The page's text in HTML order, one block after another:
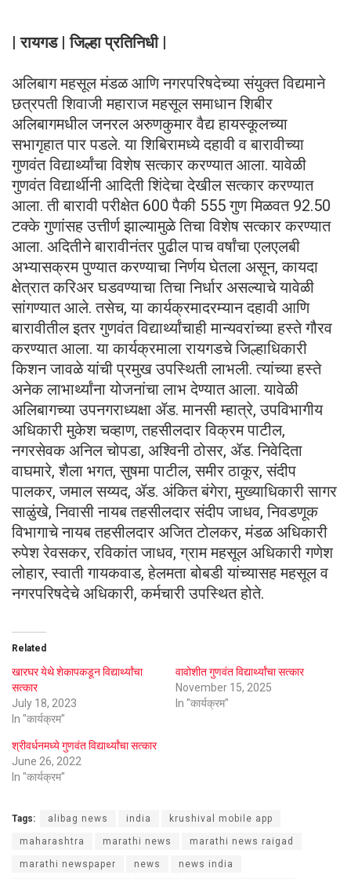
| रायगड | जिल्हा प्रतिनिधी |
अलिबाग महसूल मंडळ आणि नगरपरिषदेच्या संयुक्त विद्यमाने
छत्रपती शिवाजी महाराज महसूल समाधान शिबीर
अलिबागमधील जनरल अरुणकुमार वैद्य हायस्कूलच्या
सभागृहात पार पडले. या शिबिरामध्ये दहावी व बारावीच्या
गुणवंत विद्यार्थ्यांचा विशेष सत्कार करण्यात आला. यावेळी
गुणवंत विद्यार्थीनी आदिती शिंदेचा देखील सत्कार करण्यात
आला. ती बारावी परीक्षेत 600 पैकी 555 गुण मिळवत 92.50
टक्के गुणांसह उत्तीर्ण झाल्यामुळे तिचा विशेष सत्कार करण्यात
आला. अदितीने बारावीनंतर पुढील पाच वर्षांचा एलएलबी
अभ्यासक्रम पुण्यात करण्याचा निर्णय घेतला असून, कायदा
क्षेत्रात करिअर घडवण्याचा तिचा निर्धार असल्याचे यावेळी
सांगण्यात आले. तसेच, या कार्यक्रमादरम्यान दहावी आणि
बारावीतील इतर गुणवंत विद्यार्थ्यांचाही मान्यवरांच्या हस्ते गौरव
करण्यात आला. या कार्यक्रमाला रायगडचे जिल्हाधिकारी
किशन जावळे यांची प्रमुख उपस्थिती लाभली. त्यांच्या हस्ते
अनेक लाभार्थ्यांना योजनांचा लाभ देण्यात आला. यावेळी
अलिबागच्या उपनगराध्यक्षा ॲड. मानसी म्हात्रे, उपविभागीय
अधिकारी मुकेश चव्हाण, तहसीलदार विक्रम पाटील,
नगरसेवक अनिल चोपडा, अश्विनी ठोसर, ॲड. निवेदिता
वाघमारे, शैला भगत, सुषमा पाटील, समीर ठाकूर, संदीप
पालकर, जमाल सय्यद, ॲड. अंकित बंगेरा, मुख्याधिकारी सागर
साळुंखे, निवासी नायब तहसीलदार संदीप जाधव, निवडणूक
विभागाचे नायब तहसीलदार अजित टोलकर, मंडळ अधिकारी
रुपेश रेवसकर, रविकांत जाधव, ग्राम महसूल अधिकारी गणेश
लोहार, स्वाती गायकवाड, हेलमता बोबडी यांच्यासह महसूल व
नगरपरिषदेचे अधिकारी, कर्मचारी उपस्थित होते.
Related
खारघर येथे शेकापकडून विद्यार्थ्यांचा
सत्कार
July 18, 2023
In "कार्यक्रम"
वावोशीत गुणवंत विद्यार्थ्यांचा सत्कार
November 15, 2025
In "कार्यक्रम"
श्रीवर्धनमध्ये गुणवंत विद्यार्थ्यांचा सत्कार
June 26, 2022
In "कार्यक्रम"
Tags: alibag news india krushival mobile app
maharashtra marathi news marathi news raigad
marathi newspaper news news india